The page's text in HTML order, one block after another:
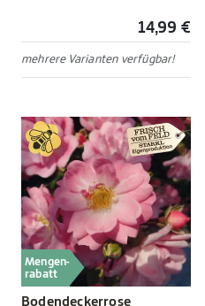
14,99 €
mehrere Varianten verfügbar!
Mengen-
rabatt
Bodendeckerrose